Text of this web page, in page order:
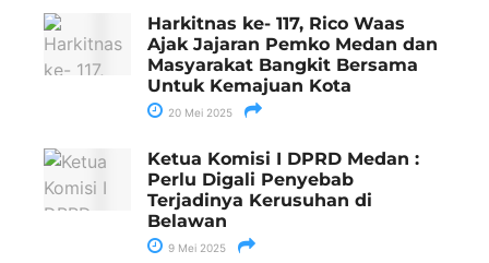
Harkitnas ke- 117, Rico Waas
Ajak Jajaran Pemko Medan dan
Masyarakat Bangkit Bersama
Untuk Kemajuan Kota
20 Mei 2025
Ketua Komisi I DPRD Medan :
Perlu Digali Penyebab
Terjadinya Kerusuhan di
Belawan
9 Mei 2025